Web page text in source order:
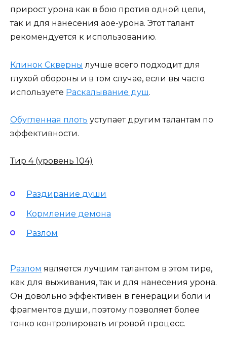
прирост урона как в бою против одной цели,
так и для нанесения аое-урона. Этот талант
рекомендуется к использованию.
Клинок Скверны лучше всего подходит для
глухой обороны и в том случае, если вы часто
используете Раскалывание душ.
Обугленная плоть уступает другим талантам по
эффективности.
Тир 4 (уровень 104)
Раздирание души
Кормление демона
Разлом
Разлом является лучшим талантом в этом тире,
как для выживания, так и для нанесения урона.
Он довольно эффективен в генерации боли и
фрагментов души, поэтому позволяет более
тонко контролировать игровой процесс.